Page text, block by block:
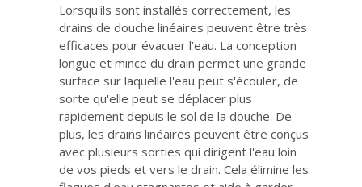
Lorsqu'ils sont installés correctement, les
drains de douche linéaires peuvent être très
efficaces pour évacuer l'eau. La conception
longue et mince du drain permet une grande
surface sur laquelle l'eau peut s'écouler, de
sorte qu'elle peut se déplacer plus
rapidement depuis le sol de la douche. De
plus, les drains linéaires peuvent être conçus
avec plusieurs sorties qui dirigent l'eau loin
de vos pieds et vers le drain. Cela élimine les